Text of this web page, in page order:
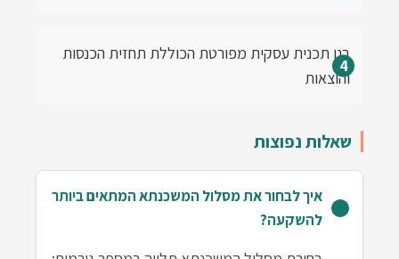
בנו תכנית עסקית מפורטת הכוללת תחזית הכנסות
והוצאות
שאלות נפוצות
איך לבחור את מסלול המשכנתא המתאים ביותר
להשקעה?